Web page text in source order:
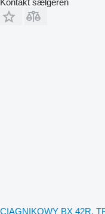
Kontakt sælgeren
CIĄGNIKOWY BX 42R,